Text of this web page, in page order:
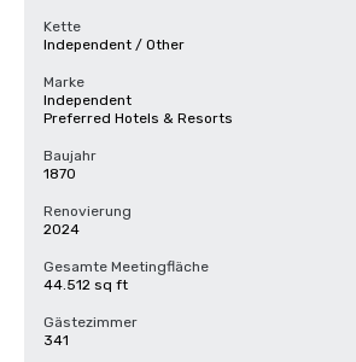
Kette
Independent / Other
Marke
Independent
Preferred Hotels & Resorts
Baujahr
1870
Renovierung
2024
Gesamte Meetingfläche
44.512 sq ft
Gästezimmer
341